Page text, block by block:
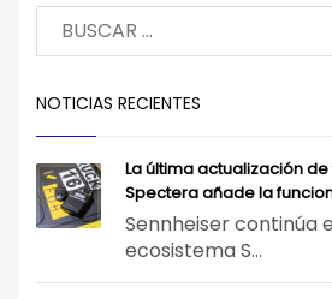
NOTICIAS RECIENTES
La última actualización
Spectera añade la
Sennheiser continúa
ecosistema S...